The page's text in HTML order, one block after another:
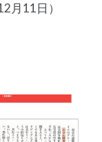
月11日）